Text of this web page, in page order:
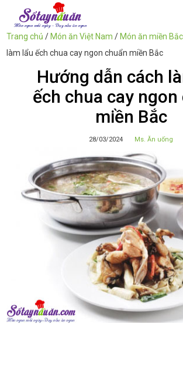
Trang chủ / Món ăn Việt Nam / Món ăn miền Bắc
làm lẩu ếch chua cay ngon chuẩn miền Bắc
Hướng dẫn cách
ếch chua cay ngon
miền Bắc
28/03/2024 Ms. Ăn uống